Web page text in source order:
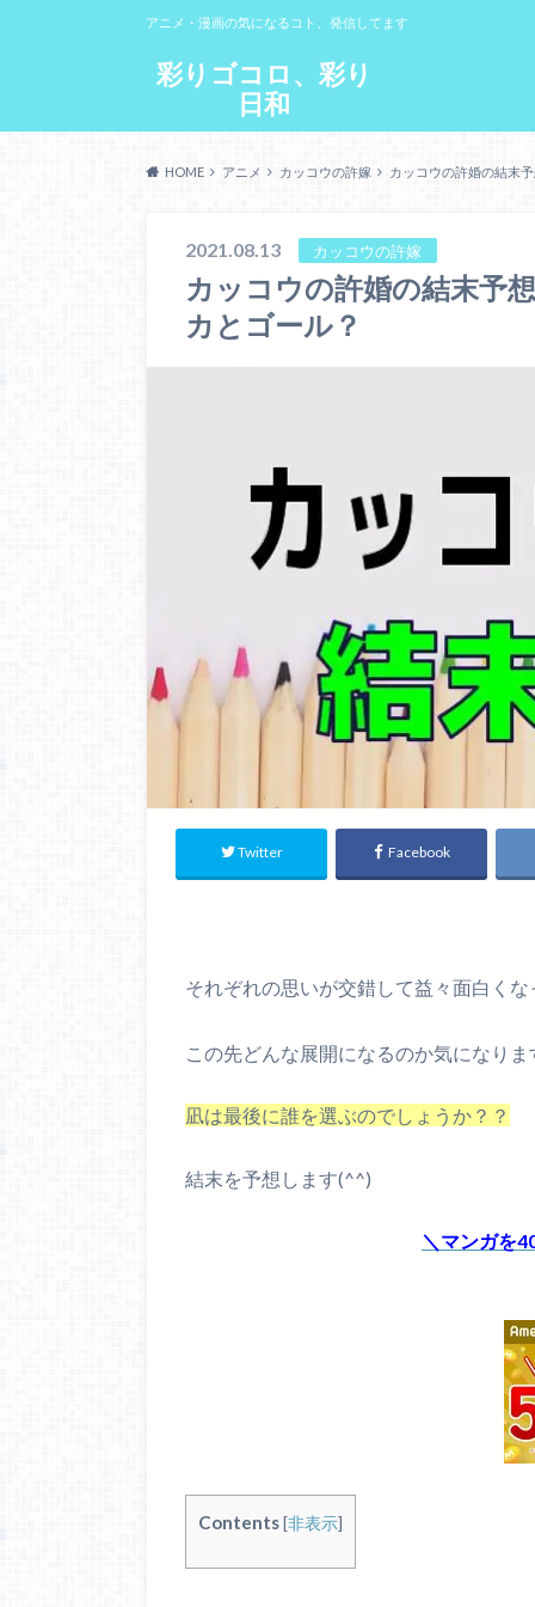
彩りゴコロ、彩り
日和
アニメ・漫画の気になるコト、発信してます
HOME アニメ カッコウの許嫁 カッコウの許婚の結末
2021.08.13 カッコウの許嫁
カッコウの許婚の結末予
カとゴール？
Twitter Facebook
それぞれの思いが交錯して益々面白くな
この先どんな展開になるのか気になりま
凪は最後に誰を選ぶのでしょうか？？
結末を予想します(^^)
＼マンガを
Contents[非表示]